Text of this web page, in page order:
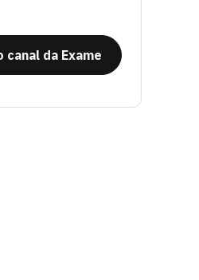
canal da Exame